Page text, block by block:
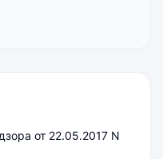
от 22.05.2017 N